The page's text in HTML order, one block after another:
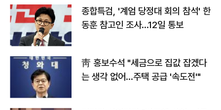
종합특검, '계엄 당정대 회의 참석' 한
동훈 참고인 조사...12일 통보
靑 홍보수석 "세금으로 집값 잡겠다
는 생각 없어…주택 공급 '속도전'"